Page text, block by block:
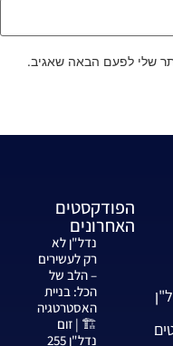
שלי לפעם הבאה שאגיב.
הפודקסטים
האחרונים
נדל"ן לא
רק לעשירים
– הלב של
הכל: בניית
האסטרטגיה
🏗️ | זום
נדל"ן 255